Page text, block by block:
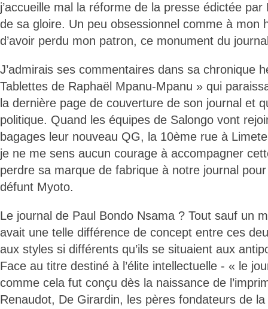
j’accueille mal la réforme de la presse édictée
de sa gloire. Un peu obsessionnel comme à mon
d’avoir perdu mon patron, ce monument du
J’admirais ses commentaires dans sa chronique
Tablettes de Raphaël Mpanu-Mpanu » qui
la dernière page de couverture de son journal et
politique. Quand les équipes de Salongo vont
bagages leur nouveau QG, la 10ème rue à
je ne me sens aucun courage à accompagner
perdre sa marque de fabrique à notre journal
défunt Myoto.
Le journal de Paul Bondo Nsama ? Tout sauf un
avait une telle différence de concept entre ces
aux styles si différents qu’ils se situaient aux
Face au titre destiné à l’élite intellectuelle - « le
comme cela fut conçu dès la naissance de
Renaudot, De Girardin, les pères fondateurs de la